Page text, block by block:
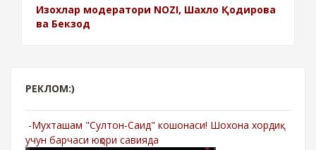
Изохлар модератори NOZI, Шахло Қодирова
ва Бекзод
РЕКЛОМ:)
-Мухташам "Султон-Саид" кошонаси! Шохона хордиқ
учун барчаси юқори савияда